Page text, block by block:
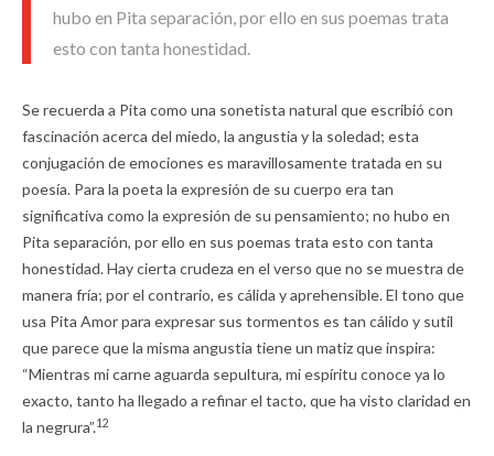
hubo en Pita separación, por ello en sus poemas trata
esto con tanta honestidad.
Se recuerda a Pita como una sonetista natural que escribió con
fascinación acerca del miedo, la angustia y la soledad; esta
conjugación de emociones es maravillosamente tratada en su
poesía. Para la poeta la expresión de su cuerpo era tan
significativa como la expresión de su pensamiento; no hubo en
Pita separación, por ello en sus poemas trata esto con tanta
honestidad. Hay cierta crudeza en el verso que no se muestra de
manera fría; por el contrario, es cálida y aprehensible. El tono que
usa Pita Amor para expresar sus tormentos es tan cálido y sutil
que parece que la misma angustia tiene un matiz que inspira:
“Mientras mi carne aguarda sepultura, mi espíritu conoce ya lo
exacto, tanto ha llegado a refinar el tacto, que ha visto claridad en
la negrura”.12